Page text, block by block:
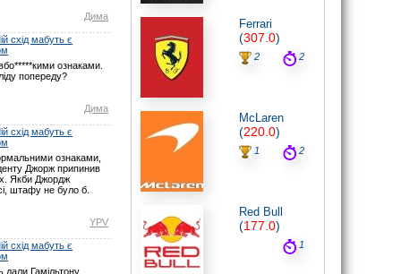
Дима
схід мабуть є
ознаками.
попереду?
Дима
схід мабуть є
ознаками,
Джорж припинив
Якби Джордж
штафу не було б.
YPV
схід мабуть є
Гамільтону,
годину початку гонок. Другий рік
косячите. Не серйозно.
07.06.26 15:22
noteyu: Тут трансляцій немає.
Sweden1984: Вітаю шановні.
03.05.26 18:41
: Тепер головна інтрига:
залишиться Кімі лідером на старті чи,
візьме не Джордж, а Кімі.
29.03.26 15:37
noteyu: Перевантаження 50G відчув
Берман під час зіткнення з бар'єром,
повідомив Девід Крофт
Ferrari
(307.0)
2 2
McLaren
(220.0)
1 2
Red Bull
(177.0)
1